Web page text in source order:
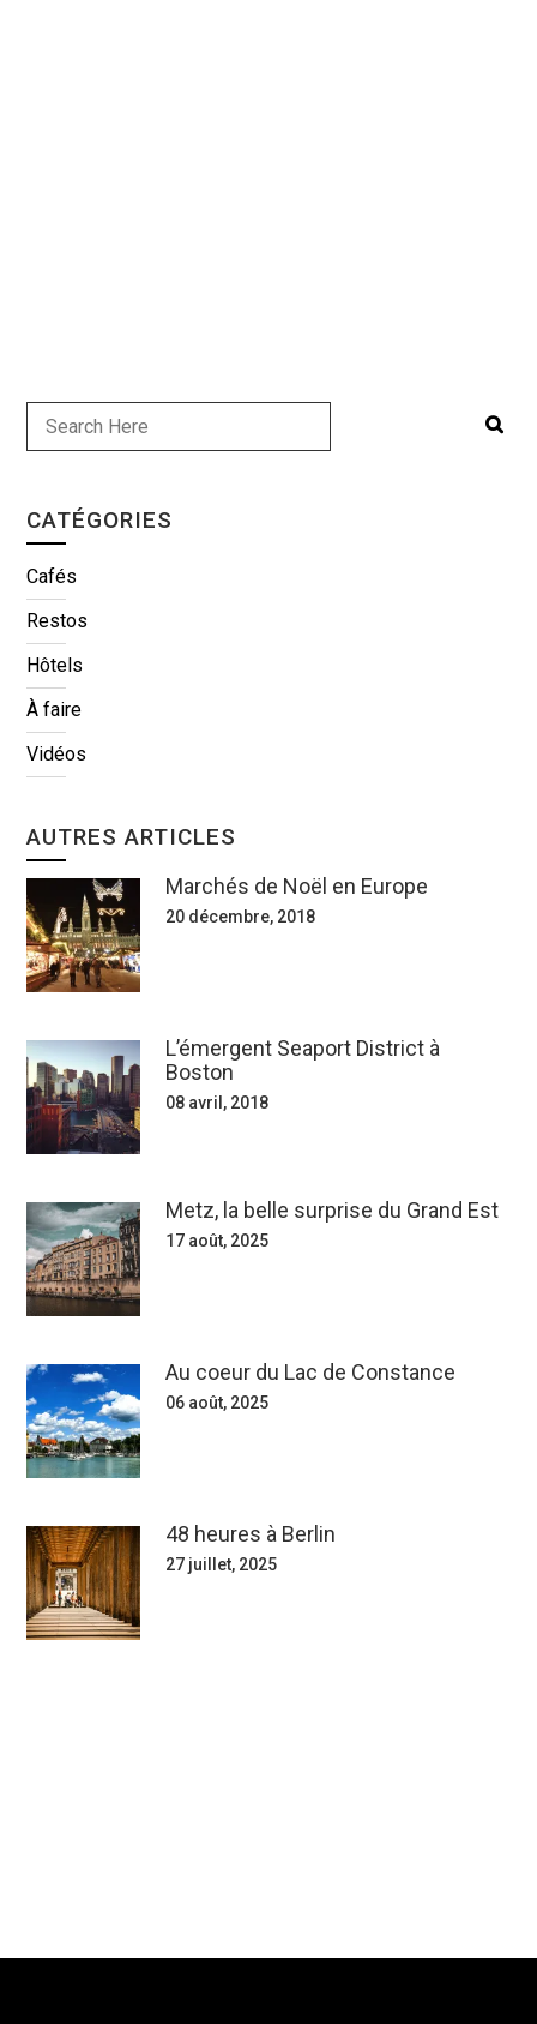
CATÉGORIES
Cafés
Restos
Hôtels
À faire
Vidéos
AUTRES ARTICLES
Marchés de Noël en Europe
20 décembre, 2018
L’émergent Seaport District à
Boston
08 avril, 2018
Metz, la belle surprise du Grand Est
17 août, 2025
Au coeur du Lac de Constance
06 août, 2025
48 heures à Berlin
27 juillet, 2025